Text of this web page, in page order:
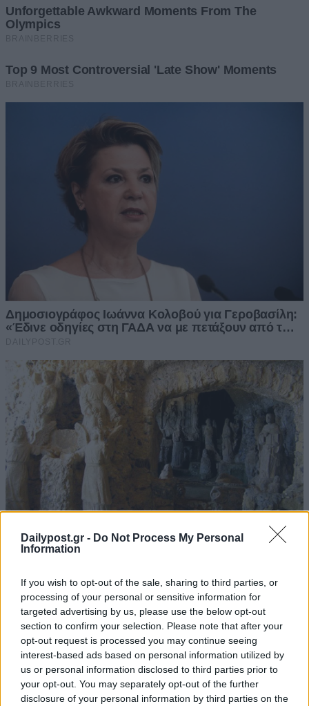
Dailypost.gr - Do Not Process My Personal
Information
If you wish to opt-out of the sale, sharing to third parties, or
processing of your personal or sensitive information for
targeted advertising by us, please use the below opt-out
section to confirm your selection. Please note that after your
opt-out request is processed you may continue seeing
interest-based ads based on personal information utilized by
us or personal information disclosed to third parties prior to
your opt-out. You may separately opt-out of the further
disclosure of your personal information by third parties on the